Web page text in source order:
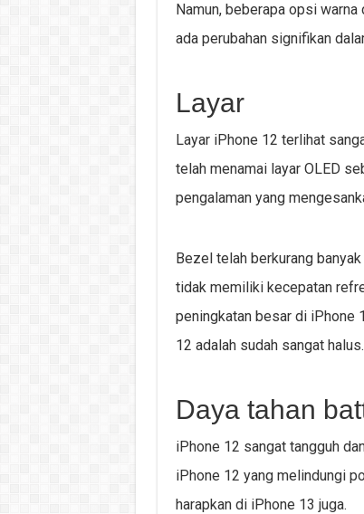
Namun, beberapa opsi
ada perubahan signifikan
Layar
Layar iPhone 12 terlihat
telah menamai layar OLED
pengalaman yang
Bezel telah berkurang
tidak memiliki kecepatan
peningkatan besar di iPhone
12 adalah sudah sangat halus.
Daya tahan
iPhone 12 sangat tangguh
iPhone 12 yang melindungi
harapkan di iPhone 13 juga.